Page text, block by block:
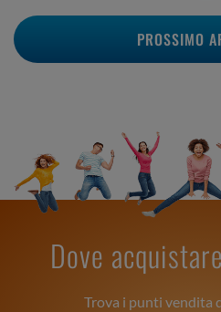
PROSSIMO
Dove acquistare
Trova i punti vendita